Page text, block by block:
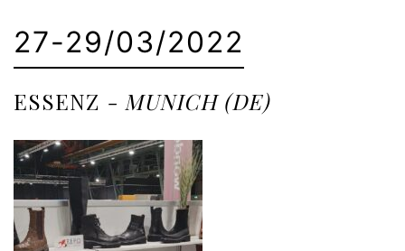
27-29/03/2022
ESSENZ - MUNICH (DE)